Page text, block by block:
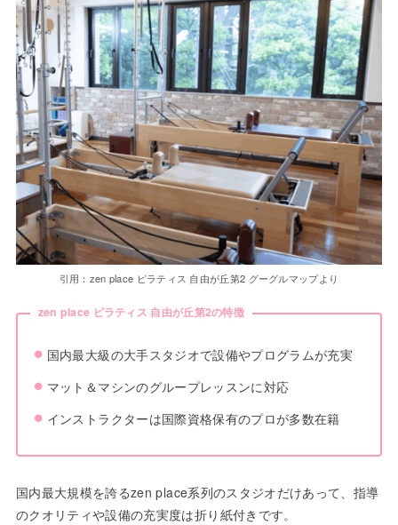
引用：zen place ピラティス 自由が丘第2 グーグルマップより
zen place ピラティス 自由が丘第2の特徴
国内最大級の大手スタジオで設備やプログラムが充実
マット＆マシンのグループレッスンに対応
インストラクターは国際資格保有のプロが多数在籍
国内最大規模を誇るzen place系列のスタジオだけあって、指導
のクオリティや設備の充実度は折り紙付きです。